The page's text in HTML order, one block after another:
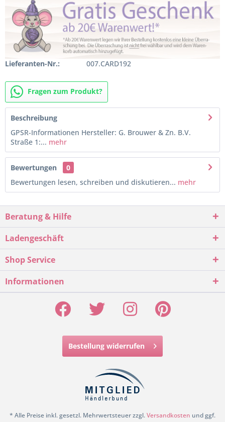
Lieferanten-Nr.: 007.CARD192
Fragen zum Produkt?
Beschreibung
GPSR-Informationen Hersteller: G. Brouwer & Zn. B.V.
Straße 1:... mehr
Bewertungen
0
Bewertungen lesen, schreiben und diskutieren... mehr
Beratung & Hilfe
Ladengeschäft
Shop Service
Informationen
Bestellung widerrufen
* Alle Preise inkl. gesetzl. Mehrwertsteuer zzgl.Versandkosten und ggf.